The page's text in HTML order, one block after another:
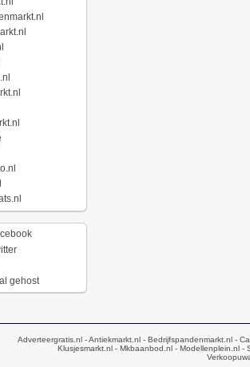
gehost
Adverteergratis.nl - Antiekmarkt.nl - Bedrijfspandenmarkt.nl -
Klusjesmarkt.nl- Mkbaanbod.nl- Modellenplein.nl-